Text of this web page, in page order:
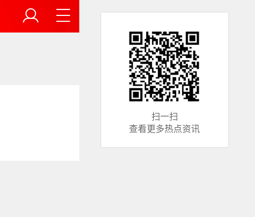
扫一扫
查看更多热点资讯